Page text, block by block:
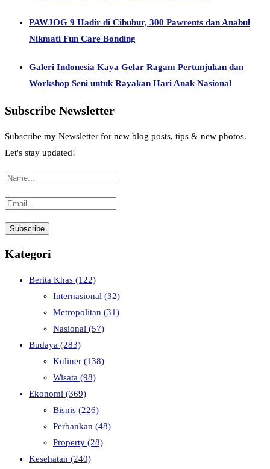
PAWJOG 9 Hadir di Cibubur, 300 Pawrents dan Anabul
Nikmati Fun Care Bonding
Galeri Indonesia Kaya Gelar Ragam Pertunjukan dan
Workshop Seni untuk Rayakan Hari Anak Nasional
Subscribe Newsletter
Subscribe my Newsletter for new blog posts, tips & new photos.
Let's stay updated!
Kategori
Berita Khas (122)
Internasional (32)
Metropolitan (31)
Nasional (57)
Budaya (283)
Kuliner (138)
Wisata (98)
Ekonomi (369)
Bisnis (226)
Perbankan (48)
Property (28)
Kesehatan (240)